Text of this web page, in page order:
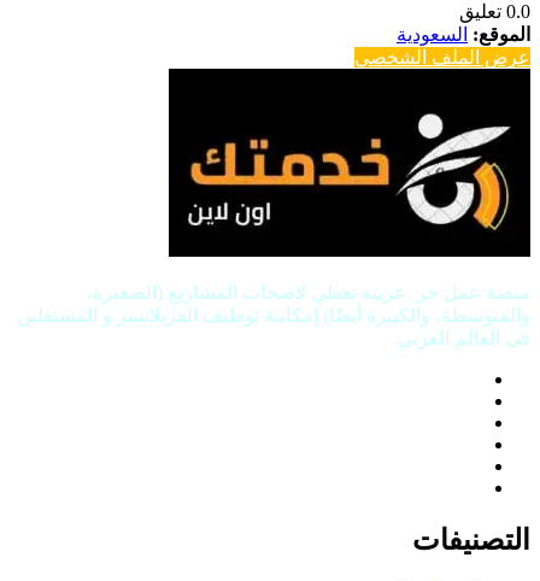
0.0 تعليق
الموقع: السعودية
عرض الملف الشخصي
منصة عمل حر عربية تعطي لاصحاب المشاريع (الصغيرة،
والمتوسطة، والكبيرة أيضًا) إمكانية توظيف الفريلانسر و المستقلين
في العالم العربي.
التصنيفات